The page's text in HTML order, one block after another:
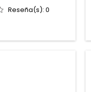
Reseña(s): 0